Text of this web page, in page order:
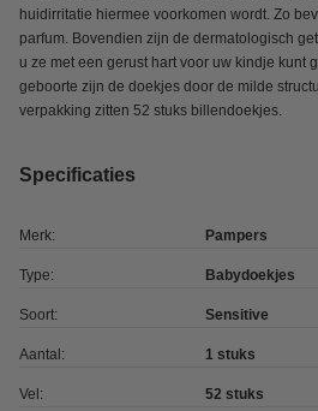
huidirritatie hiermee voorkomen wordt. Zo
parfum. Bovendien zijn de dermatologisch
u ze met een gerust hart voor uw kindje kunt
geboorte zijn de doekjes door de milde
verpakking zitten 52 stuks billendoekjes.
Specificaties
Merk: Pampers
Type: Babydoekjes
Soort: Sensitive
Aantal: 1 stuks
Vel: 52 stuks